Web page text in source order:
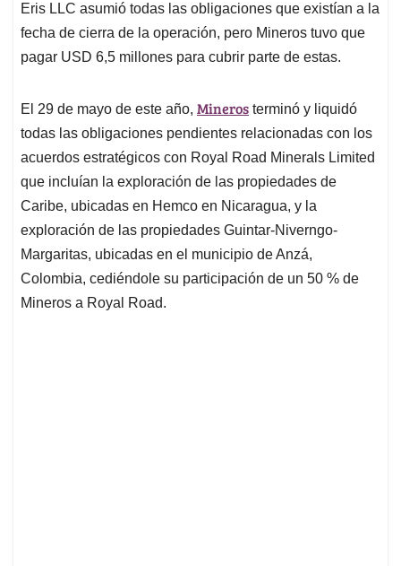
Eris LLC asumió todas las obligaciones que existían a la
fecha de cierra de la operación, pero Mineros tuvo que
pagar USD 6,5 millones para cubrir parte de estas.
El 29 de mayo de este año, Mineros terminó y liquidó
todas las obligaciones pendientes relacionadas con los
acuerdos estratégicos con Royal Road Minerals Limited
que incluían la exploración de las propiedades de
Caribe, ubicadas en Hemco en Nicaragua, y la
exploración de las propiedades Guintar-Niverngo-
Margaritas, ubicadas en el municipio de Anzá,
Colombia, cediéndole su participación de un 50 % de
Mineros a Royal Road.